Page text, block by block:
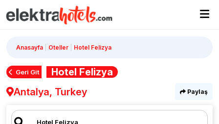
Anasayfa Oteller Hotel Felizya
Geri Git
Hotel Felizya
Antalya, Turkey
Paylaş